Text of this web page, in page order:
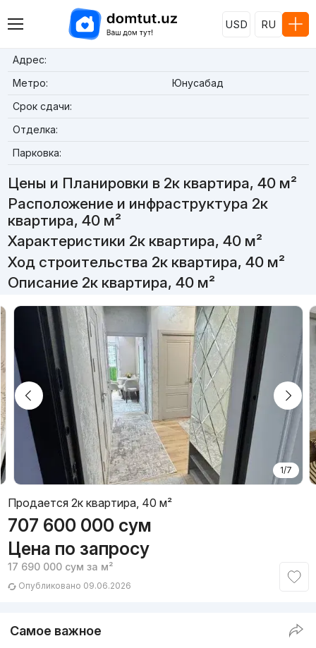
USD RU
Адрес:
Метро:
Юнусабад
Срок сдачи:
Отделка:
Парковка:
Цены и Планировки в 2к квартира, 40 м²
Расположение и инфраструктура 2к
квартира, 40 м²
Характеристики 2к квартира, 40 м²
Ход строительства 2к квартира, 40 м²
Описание 2к квартира, 40 м²
1/7
Продается 2к квартира, 40 м²
707 600 000 сум
Цена по запросу
17 690 000 сум за м²
Опубликовано 09.06.2026
Самое важное